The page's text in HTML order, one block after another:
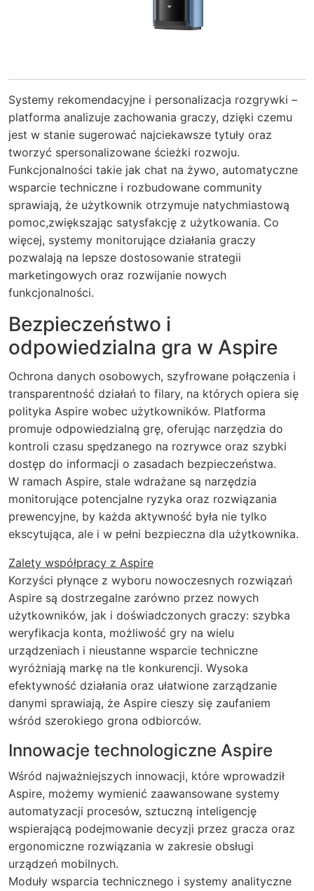
Systemy rekomendacyjne i personalizacja rozgrywki –
platforma analizuje zachowania graczy, dzięki czemu
jest w stanie sugerować najciekawsze tytuły oraz
tworzyć spersonalizowane ścieżki rozwoju.
Funkcjonalności takie jak chat na żywo, automatyczne
wsparcie techniczne i rozbudowane community
sprawiają, że użytkownik otrzymuje natychmiastową
pomoc,zwiększając satysfakcję z użytkowania. Co
więcej, systemy monitorujące działania graczy
pozwalają na lepsze dostosowanie strategii
marketingowych oraz rozwijanie nowych
funkcjonalności.
Bezpieczeństwo i
odpowiedzialna gra w Aspire
Ochrona danych osobowych, szyfrowane połączenia i
transparentność działań to filary, na których opiera się
polityka Aspire wobec użytkowników. Platforma
promuje odpowiedzialną grę, oferując narzędzia do
kontroli czasu spędzanego na rozrywce oraz szybki
dostęp do informacji o zasadach bezpieczeństwa.
W ramach Aspire, stale wdrażane są narzędzia
monitorujące potencjalne ryzyka oraz rozwiązania
prewencyjne, by każda aktywność była nie tylko
ekscytująca, ale i w pełni bezpieczna dla użytkownika.
Zalety współpracy z Aspire
Korzyści płynące z wyboru nowoczesnych rozwiązań
Aspire są dostrzegalne zarówno przez nowych
użytkowników, jak i doświadczonych graczy: szybka
weryfikacja konta, możliwość gry na wielu
urządzeniach i nieustanne wsparcie techniczne
wyróżniają markę na tle konkurencji. Wysoka
efektywność działania oraz ułatwione zarządzanie
danymi sprawiają, że Aspire cieszy się zaufaniem
wśród szerokiego grona odbiorców.
Innowacje technologiczne Aspire
Wśród najważniejszych innowacji, które wprowadził
Aspire, możemy wymienić zaawansowane systemy
automatyzacji procesów, sztuczną inteligencję
wspierającą podejmowanie decyzji przez gracza oraz
ergonomiczne rozwiązania w zakresie obsługi
urządzeń mobilnych.
Moduły wsparcia technicznego i systemy analityczne